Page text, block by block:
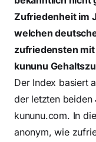
Zufriedenheit im
welchen
zufriedensten
kununu
Der Index basiert
der letzten beiden
kununu.com. In
anonym, wie